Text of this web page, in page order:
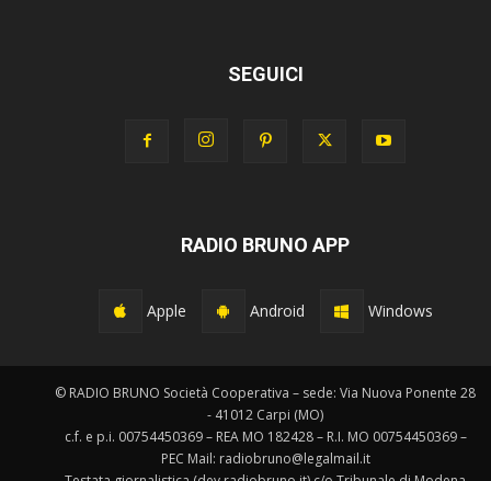
SEGUICI
RADIO BRUNO APP
Apple Android Windows
© RADIO BRUNO Società Cooperativa – sede: Via Nuova Ponente 28
- 41012 Carpi (MO)
c.f. e p.i. 00754450369 – REA MO 182428 – R.I. MO 00754450369 –
PEC Mail: radiobruno@legalmail.it